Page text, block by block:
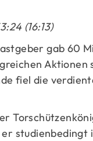
(16:13)
gab 60
Aktionen
fiel die
er studienbedingt